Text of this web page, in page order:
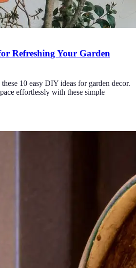
Refreshing Your Garden
10 easy DIY ideas for garden decor.
effortlessly with these simple